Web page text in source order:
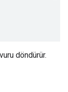
döndürür.